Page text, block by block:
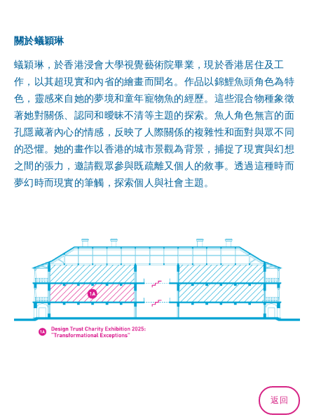
關於蟻穎琳
蟻穎琳，於香港浸會大學視覺藝術院畢業，現於香港居住及工
作，以其超現實和內省的繪畫而聞名。作品以錦鯉魚頭角色為特
色，靈感來自她的夢境和童年寵物魚的經歷。這些混合物種象徵
著她對關係、認同和曖昧不清等主題的探索。魚人角色無言的面
孔隱藏著內心的情感，反映了人際關係的複雜性和面對與眾不同
的恐懼。她的畫作以香港的城市景觀為背景，捕捉了現實與幻想
之間的張力，邀請觀眾參與既疏離又個人的敘事。透過這種時而
夢幻時而現實的筆觸，探索個人與社會主題。
返回